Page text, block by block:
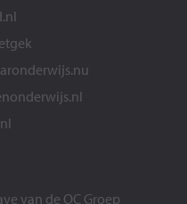
van de OC Groep